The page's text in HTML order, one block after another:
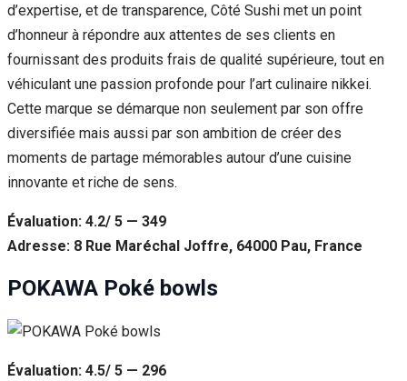
d’expertise, et de transparence, Côté Sushi met un point
d’honneur à répondre aux attentes de ses clients en
fournissant des produits frais de qualité supérieure, tout en
véhiculant une passion profonde pour l’art culinaire nikkei.
Cette marque se démarque non seulement par son offre
diversifiée mais aussi par son ambition de créer des
moments de partage mémorables autour d’une cuisine
innovante et riche de sens.
Évaluation: 4.2/ 5 — 349
Adresse: 8 Rue Maréchal Joffre, 64000 Pau, France
POKAWA Poké bowls
Évaluation: 4.5/ 5 — 296